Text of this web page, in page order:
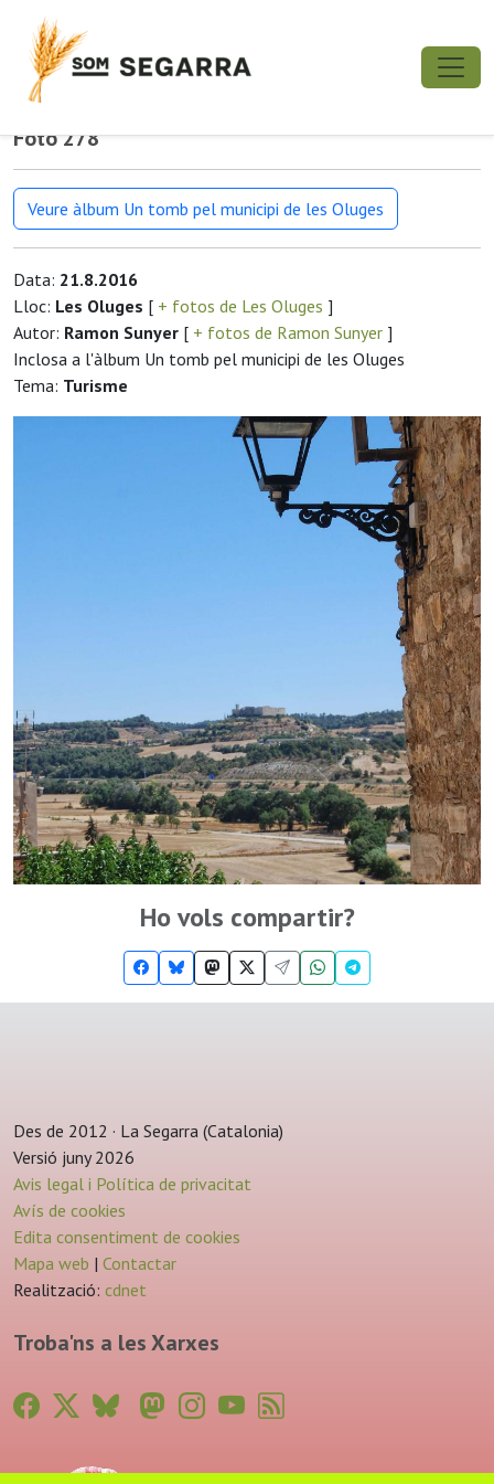
Foto 278
Veure àlbum Un tomb pel municipi de les Oluges
Data: 21.8.2016
Lloc: Les Oluges [ + fotos de Les Oluges ]
Autor: Ramon Sunyer [ + fotos de Ramon Sunyer ]
Inclosa a l'àlbum Un tomb pel municipi de les Oluges
Tema: Turisme
Ho vols compartir?
Des de 2012 · La Segarra (Catalonia)
Versió juny 2026
Avis legal i Política de privacitat
Avís de cookies
Edita consentiment de cookies
Mapa web | Contactar
Realització: cdnet
Troba'ns a les Xarxes